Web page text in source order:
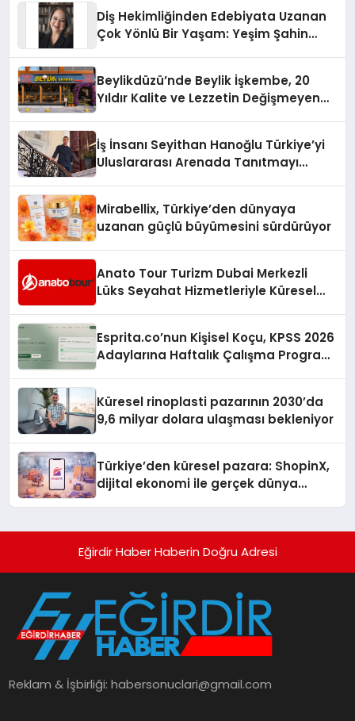
Diş Hekimliğinden Edebiyata Uzanan
Çok Yönlü Bir Yaşam: Yeşim Şahin
Beylikdüzü’nde Beylik İşkembe, 20
Yıldır Kalite ve Lezzetin Değişmeyen
İş İnsanı Seyithan Hanoğlu Türkiye’yi
Uluslararası Arenada Tanıtmayı
Mirabellix, Türkiye’den dünyaya
uzanan güçlü büyümesini sürdürüyor
Anato Tour Turizm Dubai Merkezli
Lüks Seyahat Hizmetleriyle Küresel
Esprita.co’nun Kişisel Koçu, KPSS 2026
Adaylarına Haftalık Çalışma Programı
Küresel rinoplasti pazarının 2030’da
9,6 milyar dolara ulaşması bekleniyor
Türkiye’den küresel pazara: ShopinX,
dijital ekonomi ile gerçek dünya
Eğirdir Haber Haberin Doğru Adresi
Reklam & İşbirliği:habersonuclari@gmail.com